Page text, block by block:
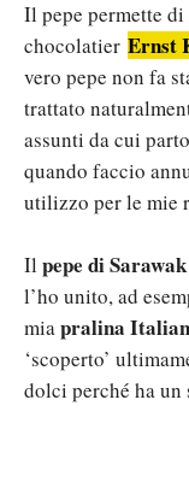
Il pepe permette
chocolatier Ernst
vero pepe non fa
trattato
assunti da cui
quando faccio
utilizzo per le mie
Il pepe di Sarawak
l’ho unito, ad
mia pralina
‘scoperto’
dolci perché ha un